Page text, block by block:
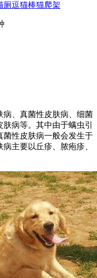
厕逗猫棒猫爬架
病、真菌性皮肤病、细菌
病等。其中由于螨虫引
菌性皮肤病一般会发生于
主要以丘疹、脓疱疹、